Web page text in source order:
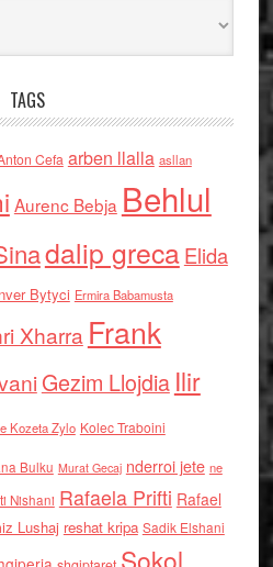
TAGS
Cefa arben llalla asllan
Aurenc Bebja Behlul
dalip grecaElida
Bytyci Ermira Babamusta
Xharra Frank
Gezim Llojdia Ilir
Kozeta Zylo Kolec Traboini
Bulku Murat Gecaj nderroi jete ne
Nishani Rafaela Prifti Rafael
Lushaj reshat kripa Sadik Elshani
Sokol